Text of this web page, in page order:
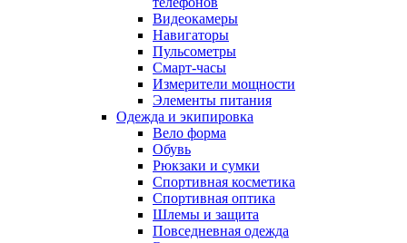
Видеокамеры
Навигаторы
Пульсометры
Смарт-часы
Измерители мощности
Элементы питания
Одежда и экипировка
Вело форма
Обувь
Рюкзаки и сумки
Спортивная косметика
Спортивная оптика
Шлемы и защита
Повседневная одежда